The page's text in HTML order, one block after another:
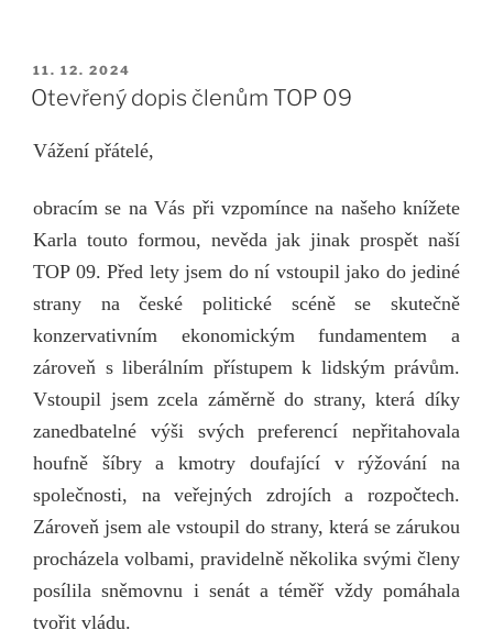
PUBLIKOVÁNO
11. 12. 2024
Otevřený dopis členům TOP 09
Vážení přátelé,
obracím se na Vás při vzpomínce na našeho knížete
Karla touto formou, nevěda jak jinak prospět naší
TOP 09. Před lety jsem do ní vstoupil jako do jediné
strany na české politické scéně se skutečně
konzervativním ekonomickým fundamentem a
zároveň s liberálním přístupem k lidským právům.
Vstoupil jsem zcela záměrně do strany, která díky
zanedbatelné výši svých preferencí nepřitahovala
houfně šíbry a kmotry doufající v rýžování na
společnosti, na veřejných zdrojích a rozpočtech.
Zároveň jsem ale vstoupil do strany, která se zárukou
procházela volbami, pravidelně několika svými členy
posílila sněmovnu i senát a téměř vždy pomáhala
tvořit vládu.